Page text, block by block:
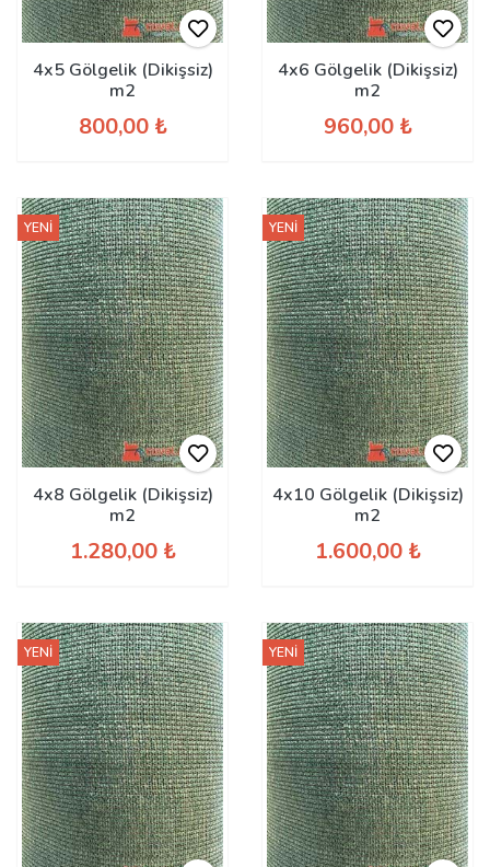
4x5 Gölgelik (Dikişsiz)
m2
800,00 ₺
4x6 Gölgelik (Dikişsiz)
m2
960,00 ₺
4x8 Gölgelik (Dikişsiz)
m2
1.280,00 ₺
YENİ
4x10 Gölgelik (Dikişsiz)
m2
1.600,00 ₺
YENİ
YENİ YENİ